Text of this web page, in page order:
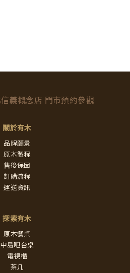
關於有木
品牌願景
原木製程
售後保固
訂購流程
運送資訊
探索有木
原木餐桌
中島吧台桌
電視櫃
茶几